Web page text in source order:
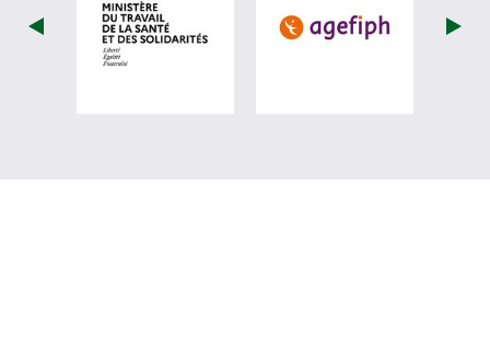
visiter les site de Ministère du travail
visiter les